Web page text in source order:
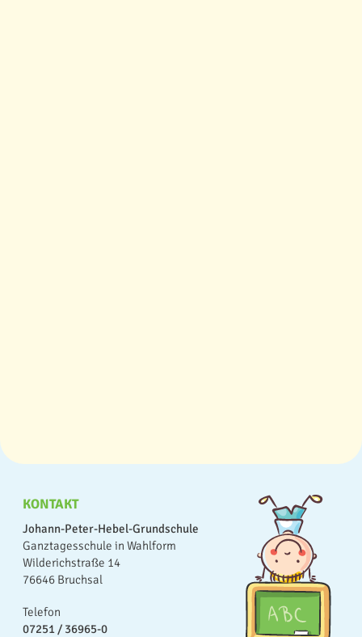
KONTAKT
Johann-Peter-Hebel-Grundschule
Ganztagesschule in Wahlform
Wilderichstraße 14
76646 Bruchsal
Telefon
07251 / 36965-0